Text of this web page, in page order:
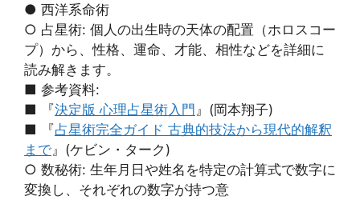
● 西洋系命術
○ 占星術: 個人の出生時の天体の配置（ホロスコー
プ）から、性格、運命、才能、相性などを詳細に
読み解きます。
■ 参考資料:
■ 『決定版 心理占星術入門 』(岡本翔子)
■ 『占星術完全ガイド 古典的技法から現代的解釈
まで 』(ケビン・ターク)
○ 数秘術: 生年月日や姓名を特定の計算式で数字に
変換し、それぞれの数字が持つ意